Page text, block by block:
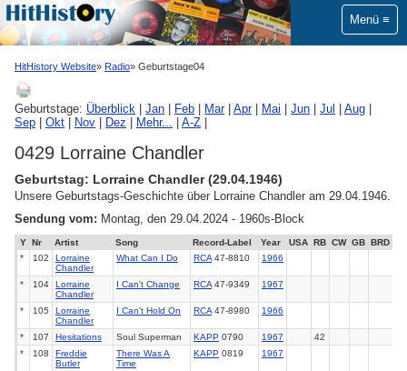
Menü
HitHistory Website Radio Geburtstage04
Geburtstage: Überblick Jan Feb Mar| Apr| Mai Jun Jul Aug
Sep
Okt Nov Dez Mehr... A-Z
0429 Lorraine Chandler
Geburtstag: Lorraine Chandler (29.04.1946)
Unsere Geburtstags-Geschichte über Lorraine Chandler am 29.04.1946.
Sendung vom: Montag, den 29.04.2024 - 1960s-Block
Y Nr Artist Song Record-Label Year USA RB CW GB
BRD
*
102
Lorraine
Chandler
What Can I Do RCA47-8810 1966
* 104
Lorraine
Chandler
I Can't Change RCA47-9349 1967
* 105
Lorraine
Chandler
I Can't Hold On RCA47-8980 1966
* 107 Hesitations Soul Superman KAPP 0790 1967
42
*
108
Freddie
Butler
There Was A
Time
KAPP 0819 1967